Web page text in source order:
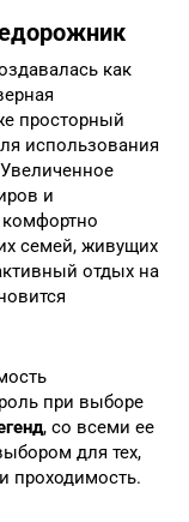
как
просторный
использования
и
семей, живущих
отдых на
при выборе
, со всеми ее
для тех,
проходимость.